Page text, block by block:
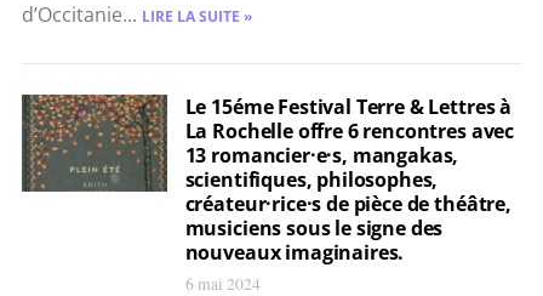
d’Occitanie... LIRE LA SUITE »
Le 15éme Festival Terre & Lettres à
La Rochelle offre 6 rencontres avec
13 romancier·e·s, mangakas,
scientifiques, philosophes,
créateur·rice·s de pièce de théâtre,
musiciens sous le signe des
nouveaux imaginaires.
6 mai 2024